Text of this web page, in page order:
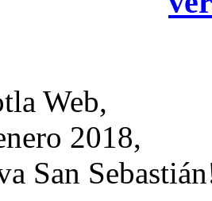
Web,
2018,
San